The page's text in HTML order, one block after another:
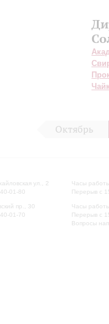
Октябрь
ул., 2
01-80
пр., 30
01-70
Часы
Перерыв с
Часы
Перерыв с
Вопросы